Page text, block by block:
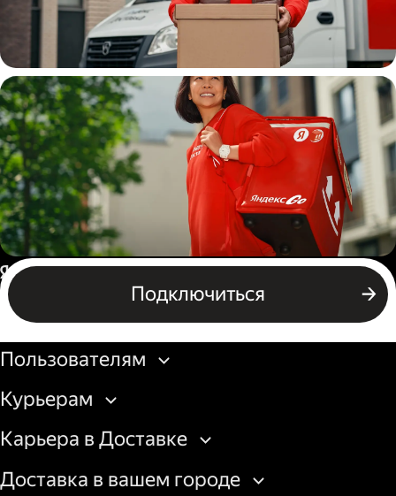
Водитель
грузовой машины
Пеший курьер
Подключиться
Россия
Бизнесу
Пользователям
Курьерам
Карьера в Доставке
Доставка в вашем городе